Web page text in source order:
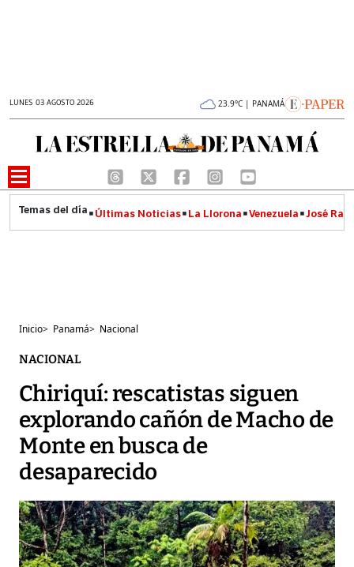
LUNES 03 AGOSTO 2026 23.9°C | PANAMÁ
Últimas Noticias La Llorona Venezuela José
Inicio> Panamá> Nacional
NACIONAL
Chiriquí: rescatistas siguen
explorando cañón de Macho de
Monte en busca de
desaparecido